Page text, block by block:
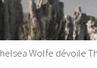
Wolfe dévoile